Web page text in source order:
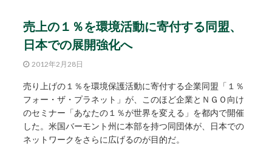
売上の１％を環境活動に寄付する同盟、
日本での展開強化へ
2012年2月28日
売り上げの１％を環境保護活動に寄付する企業同盟「１％
フォー・ザ・プラネット」が、このほど企業とＮＧＯ向け
のセミナー「あなたの１％が世界を変える」を都内で開催
した。米国バーモント州に本部を持つ同団体が、日本での
ネットワークをさらに広げるのが目的だ。